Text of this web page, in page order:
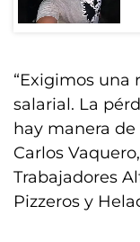
“Exigimos una
salarial. La
hay manera
Carlos
Trabajadores
Pizzeros y